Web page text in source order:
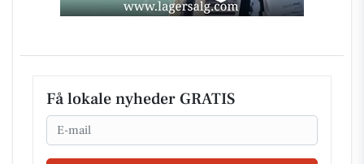
Få lokale nyheder GRATIS
Email